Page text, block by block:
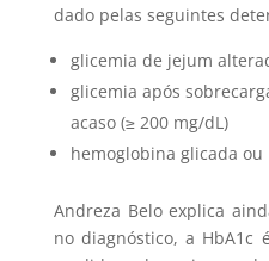
dado pelas seguintes
glicemia de jejum
glicemia após
acaso (≥ 200 mg/dL)
hemoglobina glicada ou
Andreza Belo explica
no diagnóstico, a HbA1c